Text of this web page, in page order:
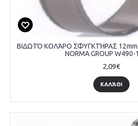
ΒΙΔΩΤΌ ΚΟΛΆΡΟ ΣΦΥΓΚΤΉΡΑΣ
NORMA GROUP
2,09€
ΚΑΛΆΘΙ